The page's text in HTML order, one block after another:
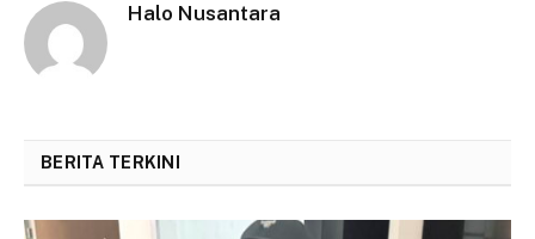
Halo Nusantara
BERITA TERKINI